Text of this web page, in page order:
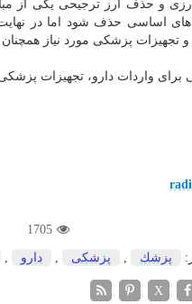
اساسی حذف شود اما در
تجهیزات پزشکی مورد نیاز همچنان
واردات دارو، تجهیزات
1705
پزشك پزشكی دارو
X